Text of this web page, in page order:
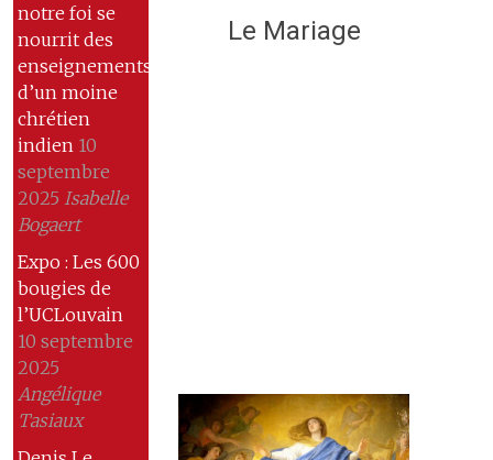
notre foi se
nourrit des
enseignements
d’un moine
chrétien
indien 10
septembre
2025 Isabelle
Bogaert
Expo : Les 600
bougies de
l’UCLouvain
10 septembre
2025
Angélique
Tasiaux
Le Mariage